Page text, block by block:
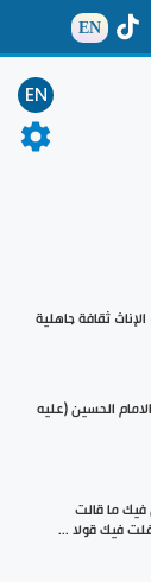
EN
EN
ثقافة جاهلية
الحسين (عليه
فيك ما قالت
فيك قولا ...